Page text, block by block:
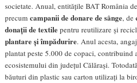
societate. Anual, entitățile BAT România
precum campanii de donare de sânge, de
donații de textile pentru reutilizare și
plantare și împădurire. Anul acesta,
plantat peste 5.000 de copaci, contribuind
ecosistemului din județul Călărași.
băuturi din plastic sau carton utilizați la